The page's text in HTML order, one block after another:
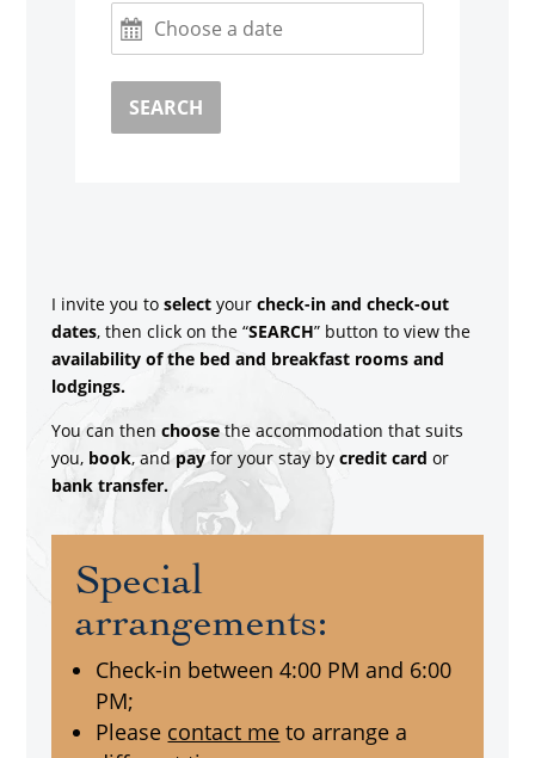
SEARCH
I invite you to selectyourcheck-in and check-out
dates, then click on the “SEARCH” button to view the
availability of the bed and breakfast rooms and
lodgings.
You can then choosethe accommodation that suits
you, book, andpayfor your stay bycredit card or
bank transfer.
Special
arrangements:
Check-in between 4:00 PM and 6:00
PM;
Please contact me to arrange a